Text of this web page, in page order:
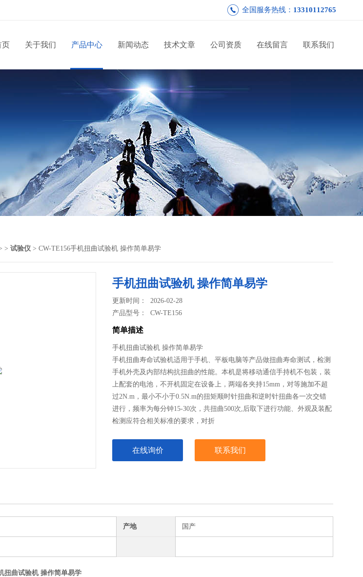
全国服务热线： 13310112765
页 关于我们 产品中心 新闻动态 技术文章 公司资质 在线留言 联系我们
> 试验仪 > CW-TE156手机扭曲试验机 操作简单易学
手机扭曲试验机 操作简单易学
更新时间： 2026-02-28
产品型号：CW-TE156
简单描述
手机扭曲试验机 操作简单易学
手机扭曲寿命试验机适用于手机、平板电脑等产品做扭曲寿命测试，检测
手机外壳及内部结构抗扭曲的性能。本机是将移动通信手持机不包装，装
上配套的电池，不开机固定在设备上，两端各夹持15mm，对等施加不超
过2N.m，最小不小于0.5N.m的扭矩顺时针扭曲和逆时针扭曲各一次交错
进行，频率为每分钟15-30次，共扭曲500次,后取下进行功能、外观及装配
检测应符合相关标准的要求，对折
在线询价 联系我们
产地 国产
扭曲试验机 操作简单易学